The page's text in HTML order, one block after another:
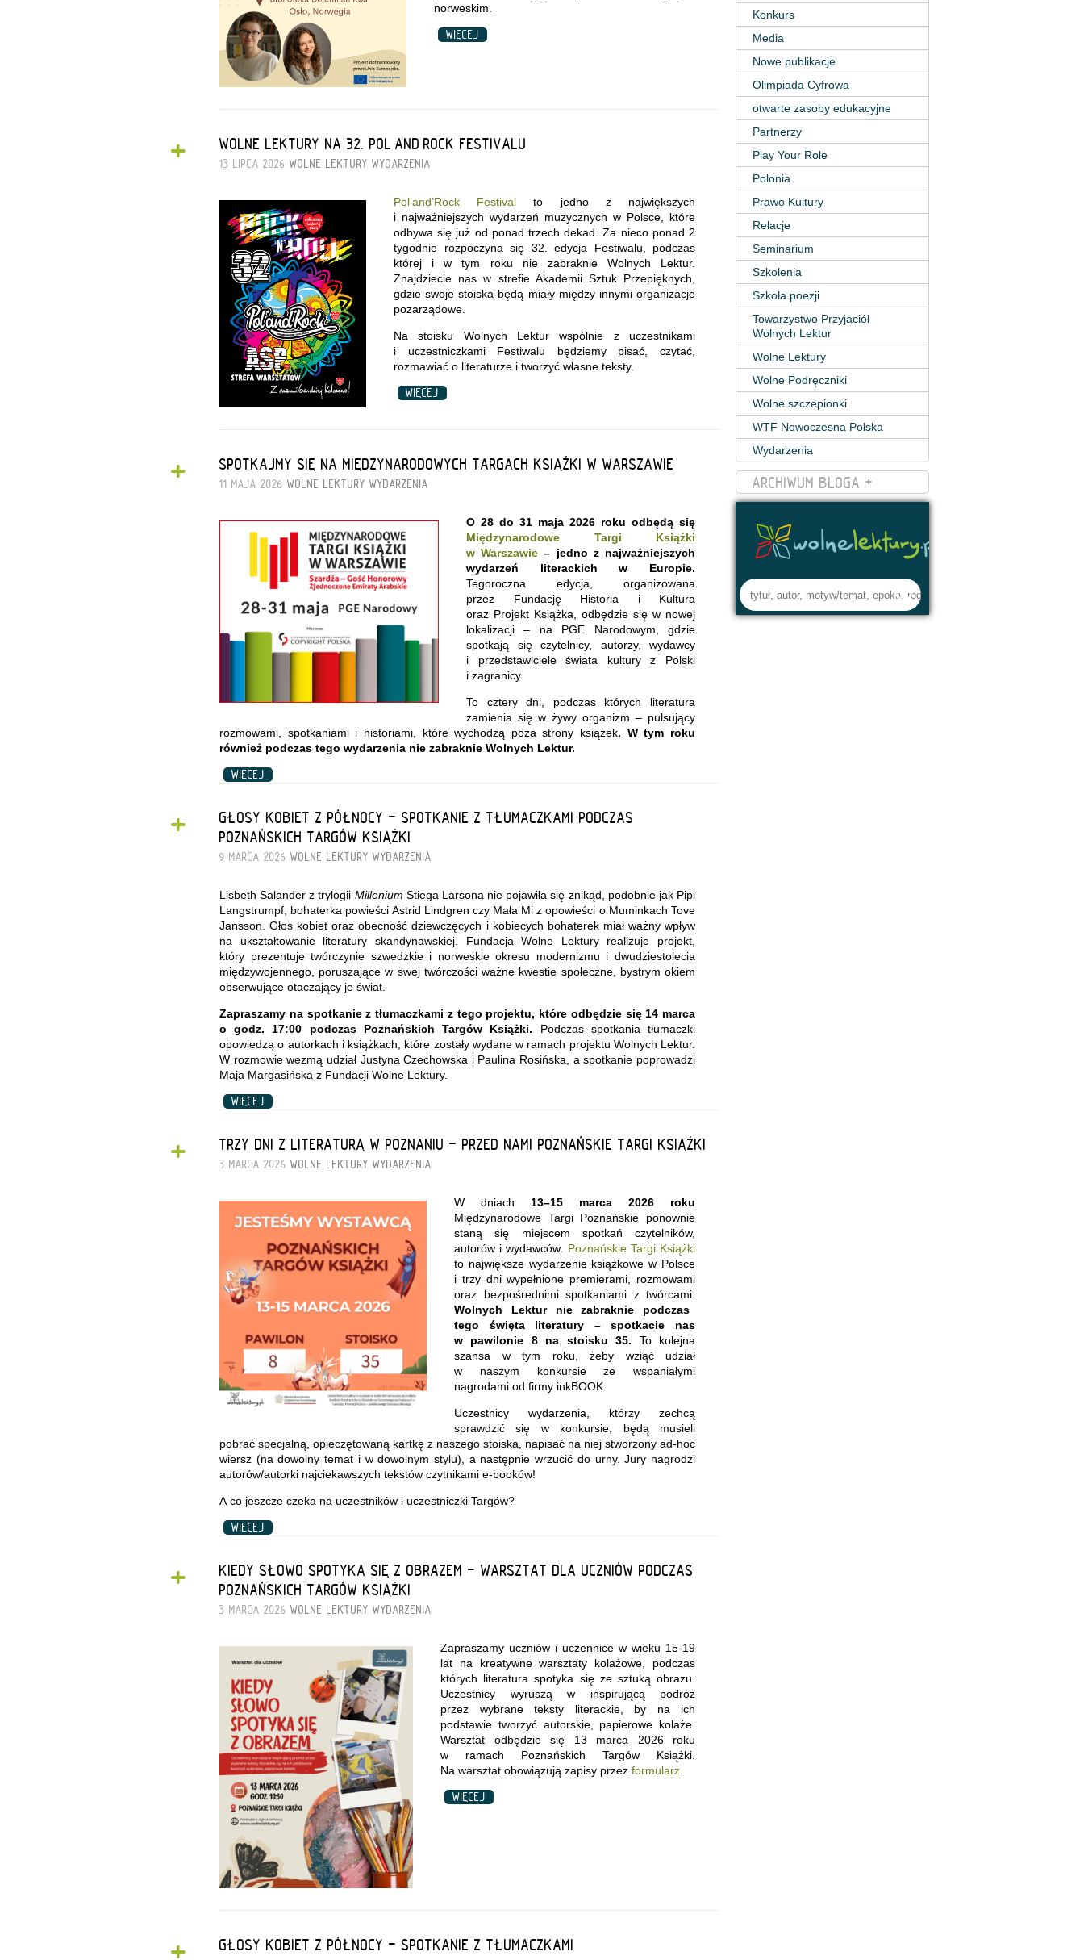
norweskim.
WIĘCEJ
+ WOLNE LEKTURY NA 32. POL’AND’ROCK FESTIVALU
13 LIPCA 2026 WOLNE LEKTURY WYDARZENIA
Pol’and’Rock Festival to jedno z największych
i najważniejszych wydarzeń muzycznych w Polsce, które
odbywa się już od ponad trzech dekad. Za nieco ponad 2
tygodnie rozpoczyna się 32. edycja Festiwalu, podczas
której i w tym roku nie zabraknie Wolnych Lektur.
Znajdziecie nas w strefie Akademii Sztuk Przepięknych,
gdzie swoje stoiska będą miały między innymi organizacje
pozarządowe.
Na stoisku Wolnych Lektur wspólnie z uczestnikami
i uczestniczkami Festiwalu będziemy pisać, czytać,
rozmawiać o literaturze i tworzyć własne teksty.
WIĘCEJ
+ SPOTKAJMY SIĘ NA MIĘDZYNARODOWYCH TARGACH KSIĄŻKI W WARSZAWIE
11 MAJA 2026 WOLNE LEKTURY WYDARZENIA
O 28 do 31 maja 2026 roku odbędą się
Międzynarodowe Targi Książki
w Warszawie – jedno z najważniejszych
wydarzeń literackich w Europie.
Tegoroczna edycja, organizowana
przez Fundację Historia i Kultura
oraz Projekt Książka, odbędzie się w nowej
lokalizacji – na PGE Narodowym, gdzie
spotkają się czytelnicy, autorzy, wydawcy
i przedstawiciele świata kultury z Polski
i zagranicy.
To cztery dni, podczas których literatura
zamienia się w żywy organizm – pulsujący
rozmowami, spotkaniami i historiami, które wychodzą poza strony książek. W tym roku
również podczas tego wydarzenia nie zabraknie Wolnych Lektur.
WIĘCEJ
+
GŁOSY KOBIET Z PÓŁNOCY - SPOTKANIE Z TŁUMACZKAMI PODCZAS
POZNAŃSKICH TARGÓW KSIĄŻKI
9 MARCA 2026 WOLNE LEKTURY WYDARZENIA
Lisbeth Salander z trylogii Millenium Stiega Larsona nie pojawiła się znikąd, podobnie jak Pipi
Langstrumpf, bohaterka powieści Astrid Lindgren czy Mała Mi z opowieści o Muminkach Tove
Jansson. Głos kobiet oraz obecność dziewczęcych i kobiecych bohaterek miał ważny wpływ
na ukształtowanie literatury skandynawskiej. Fundacja Wolne Lektury realizuje projekt,
który prezentuje twórczynie szwedzkie i norweskie okresu modernizmu i dwudziestolecia
międzywojennego, poruszające w swej twórczości ważne kwestie społeczne, bystrym okiem
obserwujące otaczający je świat.
Zapraszamy na spotkanie z tłumaczkami z tego projektu, które odbędzie się 14 marca
o godz. 17:00 podczas Poznańskich Targów Książki. Podczas spotkania tłumaczki
opowiedzą o autorkach i książkach, które zostały wydane w ramach projektu Wolnych Lektur.
W rozmowie wezmą udział Justyna Czechowska i Paulina Rosińska, a spotkanie poprowadzi
Maja Margasińska z Fundacji Wolne Lektury.
WIĘCEJ
+ TRZY DNI Z LITERATURĄ W POZNANIU - PRZED NAMI POZNAŃSKIE TARGI KSIĄŻKI
3 MARCA 2026 WOLNE LEKTURY WYDARZENIA
W dniach 13–15 marca 2026 roku
Międzynarodowe Targi Poznańskie ponownie
staną się miejscem spotkań czytelników,
autorów i wydawców. Poznańskie Targi Książki
to największe wydarzenie książkowe w Polsce
i trzy dni wypełnione premierami, rozmowami
oraz bezpośrednimi spotkaniami z twórcami.
Wolnych Lektur nie zabraknie podczas
tego święta literatury – spotkacie nas
w pawilonie 8 na stoisku 35. To kolejna
szansa w tym roku, żeby wziąć udział
w naszym konkursie ze wspaniałymi
nagrodami od firmy inkBOOK.
Uczestnicy wydarzenia, którzy zechcą
sprawdzić się w konkursie, będą musieli
pobrać specjalną, opieczętowaną kartkę z naszego stoiska, napisać na niej stworzony ad-hoc
wiersz (na dowolny temat i w dowolnym stylu), a następnie wrzucić do urny. Jury nagrodzi
autorów/autorki najciekawszych tekstów czytnikami e-booków!
A co jeszcze czeka na uczestników i uczestniczki Targów?
WIĘCEJ
+
KIEDY SŁOWO SPOTYKA SIĘ Z OBRAZEM - WARSZTAT DLA UCZNIÓW PODCZAS
POZNAŃSKICH TARGÓW KSIĄŻKI
3 MARCA 2026 WOLNE LEKTURY WYDARZENIA
Zapraszamy uczniów i uczennice w wieku 15-19
lat na kreatywne warsztaty kolażowe, podczas
których literatura spotyka się ze sztuką obrazu.
Uczestnicy wyruszą w inspirującą podróż
przez wybrane teksty literackie, by na ich
podstawie tworzyć autorskie, papierowe kolaże.
Warsztat odbędzie się 13 marca 2026 roku
w ramach Poznańskich Targów Książki.
Na warsztat obowiązują zapisy przez formularz
WIĘCEJ
GŁOSY KOBIET Z PÓŁNOCY - SPOTKANIE Z TŁUMACZKAMI
Konkurs
Media
Nowe publikacje
Olimpiada Cyfrowa
otwarte zasoby edukacyjne
Partnerzy
Play Your Role
Polonia
Prawo Kultury
Relacje
Seminarium
Szkolenia
Szkoła poezji
Towarzystwo Przyjaciół
Wolnych Lektur
Wolne Lektury
Wolne Podręczniki
Wolne szczepionki
WTF Nowoczesna Polska
Wydarzenia
ARCHIWUM BLOGA +